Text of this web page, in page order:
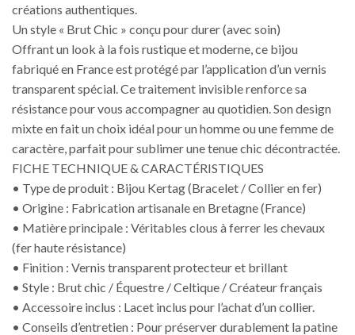
créations authentiques.
Un style « Brut Chic » conçu pour durer (avec soin)
Offrant un look à la fois rustique et moderne, ce bijou
fabriqué en France est protégé par l’application d’un vernis
transparent spécial. Ce traitement invisible renforce sa
résistance pour vous accompagner au quotidien. Son design
mixte en fait un choix idéal pour un homme ou une femme de
caractère, parfait pour sublimer une tenue chic décontractée.
FICHE TECHNIQUE & CARACTÉRISTIQUES
• Type de produit : Bijou Kertag (Bracelet / Collier en fer)
• Origine : Fabrication artisanale en Bretagne (France)
• Matière principale : Véritables clous à ferrer les chevaux
(fer haute résistance)
• Finition : Vernis transparent protecteur et brillant
• Style : Brut chic / Équestre / Celtique / Créateur français
• Accessoire inclus : Lacet inclus pour l’achat d’un collier.
• Conseils d’entretien : Pour préserver durablement la patine